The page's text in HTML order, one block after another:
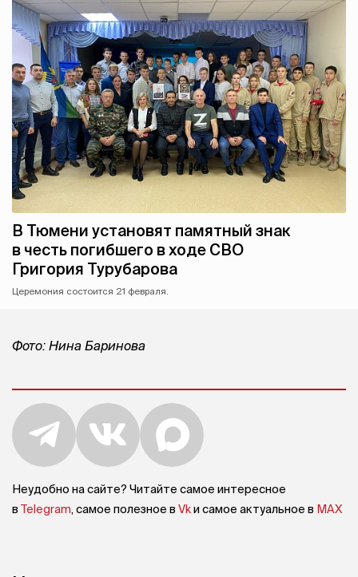
В Тюмени установят памятный знак
в честь погибшего в ходе СВО
Григория Турубарова
Церемония состоится 21 февраля.
Фото: Нина Баринова
Неудобно на сайте? Читайте самое интересное
в Telegram, самое полезное в Vkи самое актуальное в MAX